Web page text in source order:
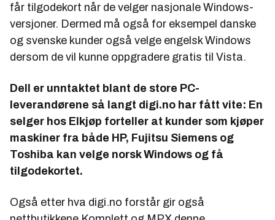
får tilgodekort når de velger nasjonale Windows-
versjoner. Dermed må også for eksempel danske
og svenske kunder også velge engelsk Windows
dersom de vil kunne oppgradere gratis til Vista.
Dell er unntaktet blant de store PC-
leverandørene så langt digi.no har fått vite: En
selger hos Elkjøp forteller at kunder som kjøper
maskiner fra både HP, Fujitsu Siemens og
Toshiba kan velge norsk Windows og få
tilgodekortet.
Også etter hva digi.no forstår gir også